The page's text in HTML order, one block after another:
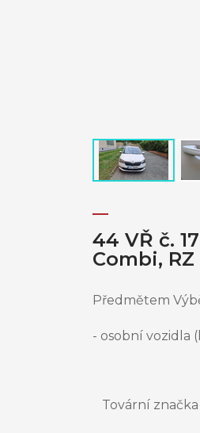
44 VŘ č.
Combi,
Předmětem
- osobní vozidla
Tovární značka